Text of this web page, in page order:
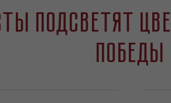
подсветят
Победы